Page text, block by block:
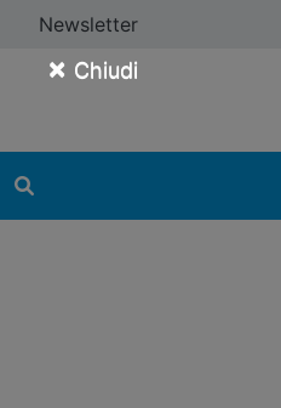
× Chiudi
Newsletter